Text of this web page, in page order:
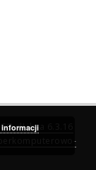
dLibra 6.3.16
informacji